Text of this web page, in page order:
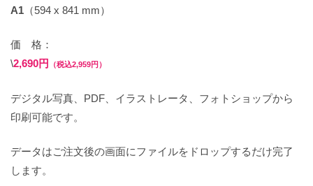
A1 （594 x 841 mm）
価 格：
\2,690円 （税込2,959円）
デジタル写真、PDF、イラストレータ、フォトショップから
印刷可能です。
データはご注文後の画面にファイルをドロップするだけ完了
します。